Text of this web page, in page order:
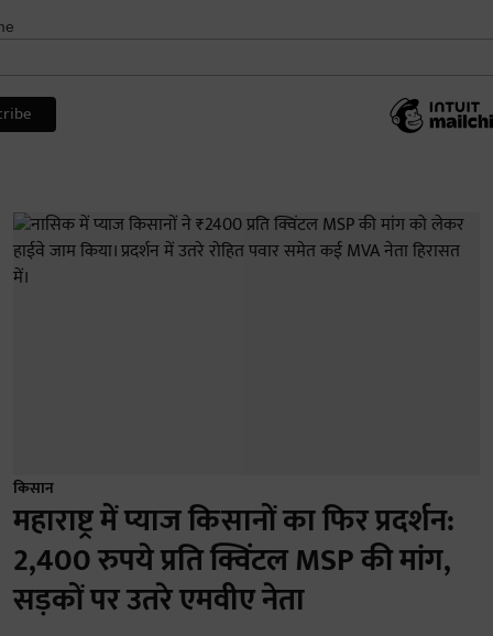
किसान
महाराष्ट्र में प्याज किसानों का फिर प्रदर्शन:
2,400 रुपये प्रति क्विंटल MSP की मांग,
सड़कों पर उतरे एमवीए नेता